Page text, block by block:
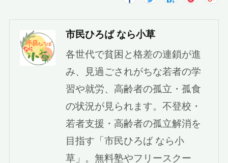
市民ひろば なら小草
各世代で貧困と格差の連鎖が進
み、見過ごされがちな若者の学
習や就労、高齢者の孤立・孤食
の状況が見られます。不登校・
若者支援・高齢者の孤立解消を
目指す「市民ひろば なら小
草」。無料塾やフリースクー